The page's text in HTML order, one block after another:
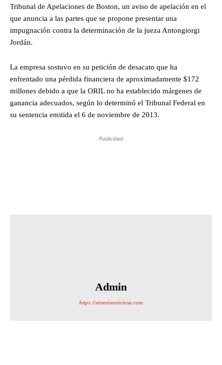
Tribunal de Apelaciones de Boston, un aviso de apelación en el
que anuncia a las partes que se propone presentar una
impugnación contra la determinación de la jueza Antongiorgi
Jordán.
La empresa sostuvo en su petición de desacato que ha
enfrentado una pérdida financiera de aproximadamente $172
millones debido a que la ORIL no ha establecido márgenes de
ganancia adecuados, según lo determinó el Tribunal Federal en
su sentencia emitida el 6 de noviembre de 2013.
Publicidad
Admin
https://sintesisnoticiosa.com